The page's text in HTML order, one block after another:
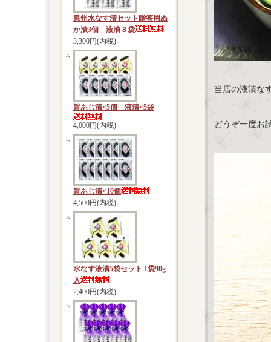
泉州水なす漬セット贈答用ぬ
か漬3個 液漬３袋
3,300円(内税)
旨あじ漬×5個 液漬×5袋
4,000円(内税)
旨あじ漬×10個
4,500円(内税)
水なす液漬5袋セット 1袋90g
入
2,400円(内税)
当店の液漬な
どうぞ一度お